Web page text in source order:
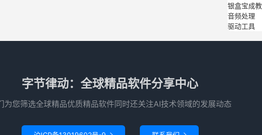
银盒宝成
音频处理
驱动工具
字节律动：全球精品软件分享中心
为您筛选全球精品优质精品软件同时还关注AI技术领域的发展动态